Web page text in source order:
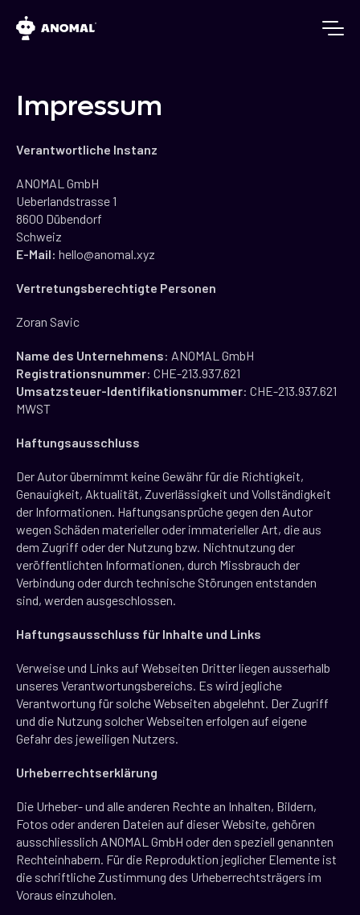
Impressum
Verantwortliche Instanz
ANOMAL GmbH
Ueberlandstrasse 1
8600 Dübendorf
Schweiz
E-Mail: hello@anomal.xyz
Vertretungsberechtigte Personen
Zoran Savic
Name des Unternehmens: ANOMAL GmbH
Registrationsnummer: CHE-213.937.621
Umsatzsteuer-Identifikationsnummer: CHE-213.937.621
MWST
Haftungsausschluss
Der Autor übernimmt keine Gewähr für die Richtigkeit,
Genauigkeit, Aktualität, Zuverlässigkeit und Vollständigkeit
der Informationen. Haftungsansprüche gegen den Autor
wegen Schäden materieller oder immaterieller Art, die aus
dem Zugriff oder der Nutzung bzw. Nichtnutzung der
veröffentlichten Informationen, durch Missbrauch der
Verbindung oder durch technische Störungen entstanden
sind, werden ausgeschlossen.
Haftungsausschluss für Inhalte und Links
Verweise und Links auf Webseiten Dritter liegen ausserhalb
unseres Verantwortungsbereichs. Es wird jegliche
Verantwortung für solche Webseiten abgelehnt. Der Zugriff
und die Nutzung solcher Webseiten erfolgen auf eigene
Gefahr des jeweiligen Nutzers.
Urheberrechtserklärung
Die Urheber- und alle anderen Rechte an Inhalten, Bildern,
Fotos oder anderen Dateien auf dieser Website, gehören
ausschliesslich ANOMAL GmbH oder den speziell genannten
Rechteinhabern. Für die Reproduktion jeglicher Elemente ist
die schriftliche Zustimmung des Urheberrechtsträgers im
Voraus einzuholen.